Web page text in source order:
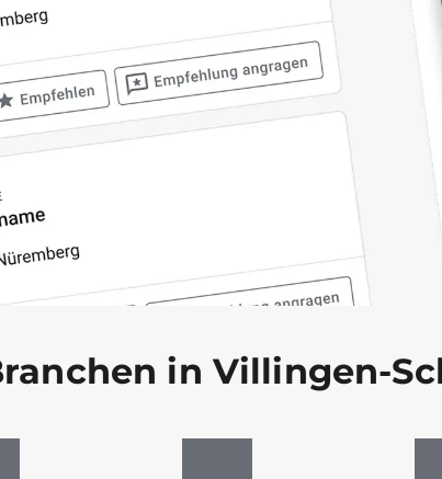
in Villingen-